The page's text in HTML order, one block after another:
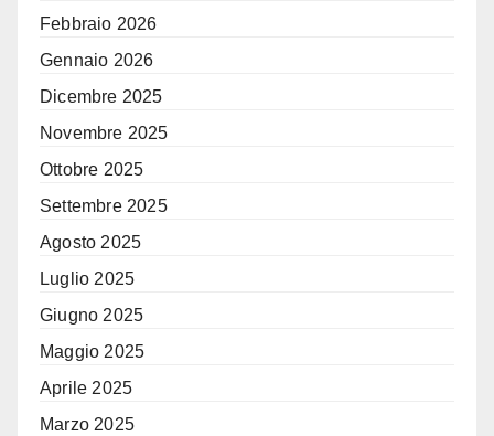
Febbraio 2026
Gennaio 2026
Dicembre 2025
Novembre 2025
Ottobre 2025
Settembre 2025
Agosto 2025
Luglio 2025
Giugno 2025
Maggio 2025
Aprile 2025
Marzo 2025